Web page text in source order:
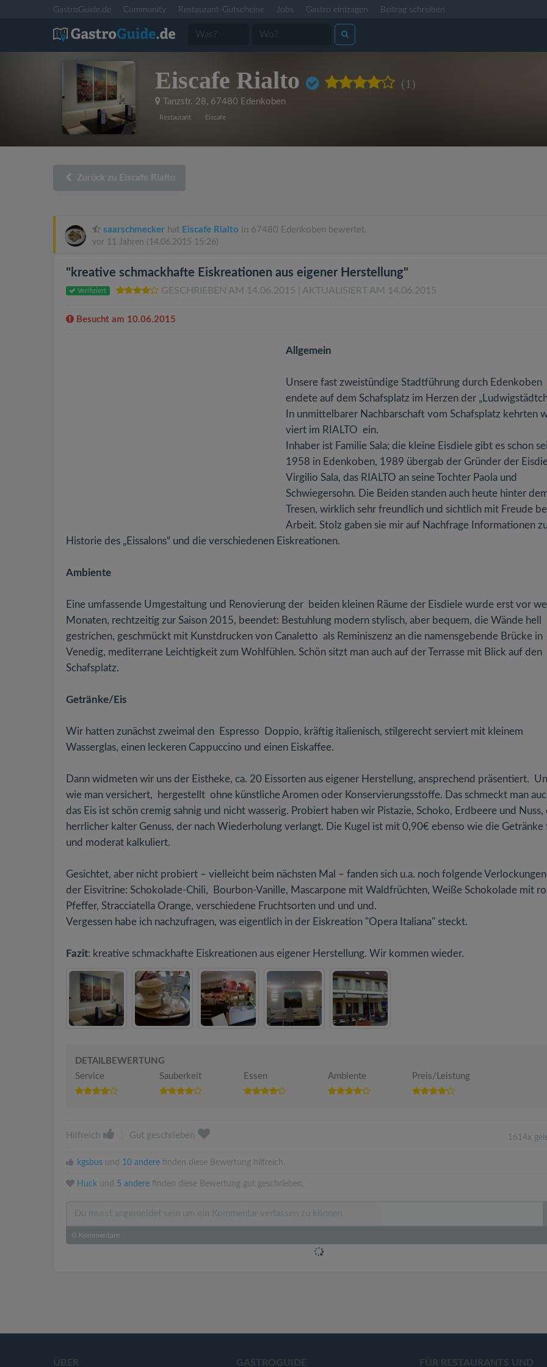
GastroGuide.de Community Restaurant-Gutscheine Jobs Gastro eintragen Beitrag schreiben
Eiscafe Rialto (1)
Tanzstr. 28, 67480 Edenkoben
Restaurant Eiscafe
Zurück zu Eiscafe Rialto
saarschmecker hat Eiscafe Rialto in 67480 Edenkoben bewertet.
vor 11 Jahren (14.06.2015 15:26)
"kreative schmackhafte Eiskreationen aus eigener Herstellung"
Verifiziert GESCHRIEBEN AM 14.06.2015 | AKTUALISIERT AM 14.06.2015
Besucht am 10.06.2015
Allgemein
Unsere fast zweistündige Stadtführung durch Edenkoben
endete auf dem Schafsplatz im Herzen der
In unmittelbarer Nachbarschaft vom Schafsplatz kehrten
viert im RIALTO ein.
Inhaber ist Familie Sala; die kleine Eisdiele gibt es schon
1958 in Edenkoben, 1989 übergab der Gründer der
Virgilio Sala, das RIALTO an seine Tochter Paola und
Schwiegersohn. Die Beiden standen auch heute hinter
Tresen, wirklich sehr freundlich und sichtlich mit Freude
Arbeit. Stolz gaben sie mir auf Nachfrage Informationen
Historie des „Eissalons“ und die verschiedenen Eiskreationen.
Ambiente
Eine umfassende Umgestaltung und Renovierung der beiden kleinen Räume der Eisdiele wurde erst vor
Monaten, rechtzeitig zur Saison 2015, beendet: Bestuhlung modern stylisch, aber bequem, die Wände hell
gestrichen, geschmückt mit Kunstdrucken von Canaletto als Reminiszenz an die namensgebende Brücke in
Venedig, mediterrane Leichtigkeit zum Wohlfühlen. Schön sitzt man auch auf der Terrasse mit Blick auf den
Schafsplatz.
Getränke/Eis
Wir hatten zunächst zweimal den Espresso Doppio, kräftig italienisch, stilgerecht serviert mit kleinem
Wasserglas, einen leckeren Cappuccino und einen Eiskaffee.
Dann widmeten wir uns der Eistheke, ca. 20 Eissorten aus eigener Herstellung, ansprechend präsentiert.
wie man versichert, hergestellt ohne künstliche Aromen oder Konservierungsstoffe. Das schmeckt man
das Eis ist schön cremig sahnig und nicht wasserig. Probiert haben wir Pistazie, Schoko, Erdbeere und Nuss,
herrlicher kalter Genuss, der nach Wiederholung verlangt. Die Kugel ist mit 0,90€ ebenso wie die Getränke
und moderat kalkuliert.
Gesichtet, aber nicht probiert – vielleicht beim nächsten Mal – fanden sich u.a. noch folgende
der Eisvitrine: Schokolade-Chili, Bourbon-Vanille, Mascarpone mit Waldfrüchten, Weiße Schokolade mit
Pfeffer, Stracciatella Orange, verschiedene Fruchtsorten und und und.
Vergessen habe ich nachzufragen, was eigentlich in der Eiskreation "Opera Italiana" steckt.
Fazit: kreative schmackhafte Eiskreationen aus eigener Herstellung. Wir kommen wieder.
DETAILBEWERTUNG
Service
Sauberkeit Essen Ambiente Preis/Leistung
Hilfreich Gut geschrieben 1614x
kgsbus und 10 andere finden diese Bewertung hilfreich.
Huck und 5 andere finden diese Bewertung gut geschrieben.
0 Kommentare
ÜBER GASTROGUIDE FÜR RESTAURANTS UND